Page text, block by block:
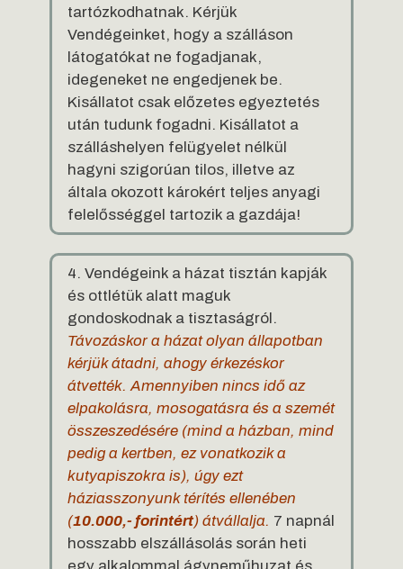
tartózkodhatnak. Kérjük
Vendégeinket, hogy a szálláson
látogatókat ne fogadjanak,
idegeneket ne engedjenek be.
Kisállatot csak előzetes egyeztetés
után tudunk fogadni. Kisállatot a
szálláshelyen felügyelet nélkül
hagyni szigorúan tilos, illetve az
általa okozott károkért teljes anyagi
felelősséggel tartozik a gazdája!
4. Vendégeink a házat tisztán kapják
és ottlétük alatt maguk
gondoskodnak a tisztaságról.
Távozáskor a házat olyan állapotban
kérjük átadni, ahogy érkezéskor
átvették. Amennyiben nincs idő az
elpakolásra, mosogatásra és a szemét
összeszedésére (mind a házban, mind
pedig a kertben, ez vonatkozik a
kutyapiszokra is), úgy ezt
háziasszonyunk térítés ellenében
(10.000,- forintért) átvállalja. 7 napnál
hosszabb elszállásolás során heti